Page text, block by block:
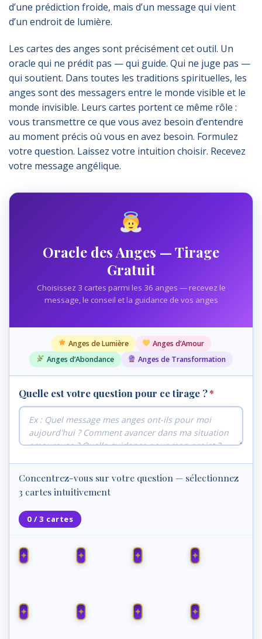
d’une prédiction froide, mais d’un message qui vient
d’un endroit de lumière.
Les cartes des anges sont précisément cet outil. Un
oracle qui ne prédit pas — qui guide. Qui ne juge pas —
qui soutient. Dans toutes les traditions spirituelles, les
anges sont des messagers entre le monde visible et le
monde invisible. Leurs cartes portent ce même rôle :
vous transmettre ce que vous avez besoin d’entendre
au moment précis où vous en avez besoin. Formulez
votre question. Laissez votre intuition choisir. Recevez
votre message angélique.
Oracle des Anges — Tirage
Gratuit
Choisissez 3 cartes parmi les 36 anges — recevez le
message, le conseil et la guidance de vos anges
Anges de Lumière
Anges d’Amour
Anges d’Abondance
Anges de Transformation
Quelle est votre question pour ce tirage ?*
Concentrez-vous sur votre question — sélectionnez
3 cartes intuitivement
0 / 3 cartes
BARAKIEL NELCHAEL LELAHEL MURIEL
LELIEL HAHAIAH GABRIEL SANDALPHON